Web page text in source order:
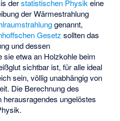
derstatistischen Physik eine
der Wärmestrahlung
genannt,
Gesetz sollten das
und dessen
sie etwa an Holzkohle beim
sichtbar ist, für alle ideal
sein, völlig unabhängig von
Die Berechnung des
ungelöstes